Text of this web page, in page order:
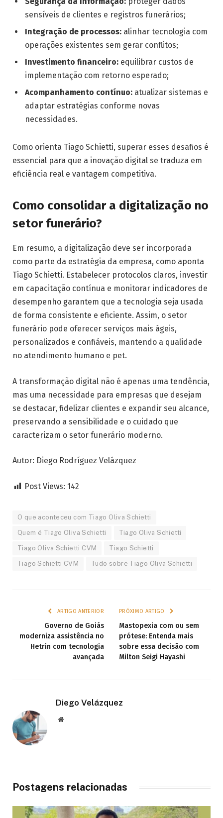
sensíveis de clientes e registros funerários;
Integração de processos: alinhar tecnologia com
operações existentes sem gerar conflitos;
Investimento financeiro: equilibrar custos de
implementação com retorno esperado;
Acompanhamento contínuo: atualizar sistemas e
adaptar estratégias conforme novas
necessidades.
Como orienta Tiago Schietti, superar esses desafios é
essencial para que a inovação digital se traduza em
eficiência real e vantagem competitiva.
Como consolidar a digitalização no
setor funerário?
Em resumo, a digitalização deve ser incorporada
como parte da estratégia da empresa, como aponta
Tiago Schietti. Estabelecer protocolos claros, investir
em capacitação contínua e monitorar indicadores de
desempenho garantem que a tecnologia seja usada
de forma consistente e eficiente. Assim, o setor
funerário pode oferecer serviços mais ágeis,
personalizados e confiáveis, mantendo a qualidade
no atendimento humano e pet.
A transformação digital não é apenas uma tendência,
mas uma necessidade para empresas que desejam
se destacar, fidelizar clientes e expandir seu alcance,
preservando a sensibilidade e o cuidado que
caracterizam o setor funerário moderno.
Autor: Diego Rodríguez Velázquez
Post Views: 142
O que aconteceu com Tiago Oliva Schietti
Quem é Tiago Oliva Schietti Tiago Oliva Schietti
Tiago Oliva Schietti CVM Tiago Schietti
Tiago Schietti CVM Tudo sobre Tiago Oliva Schietti
ARTIGO ANTERIOR
Governo de Goiás
moderniza assistência no
Hetrin com tecnologia
avançada
PRÓXIMO ARTIGO
Mastopexia com ou sem
prótese: Entenda mais
sobre essa decisão com
Milton Seigi Hayashi
Diego Velázquez
Website
Postagens relacionadas